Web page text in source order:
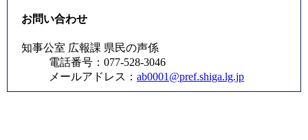
お問い合わせ
知事公室 広報課 県民の声係
電話番号：077-528-3046
メールアドレス： ab0001@pref.shiga.lg.jp